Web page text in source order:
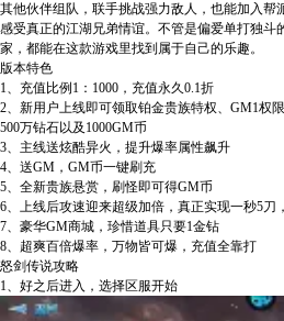
其他伙伴组队，联手挑战强力敌人，也能加入帮
感受真正的江湖兄弟情谊。不管是偏爱单打独斗
家，都能在这款游戏里找到属于自己的乐趣。
版本特色
1、充值比例1：1000，充值永久0.1折
2、新用户上线即可领取铂金贵族特权、GM1权
500万钻石以及1000GM币
3、主线送炫酷异火，提升爆率属性飙升
4、送GM，GM币一键刷充
5、全新贵族悬赏，刷怪即可得GM币
6、上线后攻速迎来超级加倍，真正实现一秒5刀
7、豪华GM商城，珍惜道具只要1金钻
8、超爽百倍爆率，万物皆可爆，充值全靠打
怒剑传说攻略
1、好之后进入，选择区服开始